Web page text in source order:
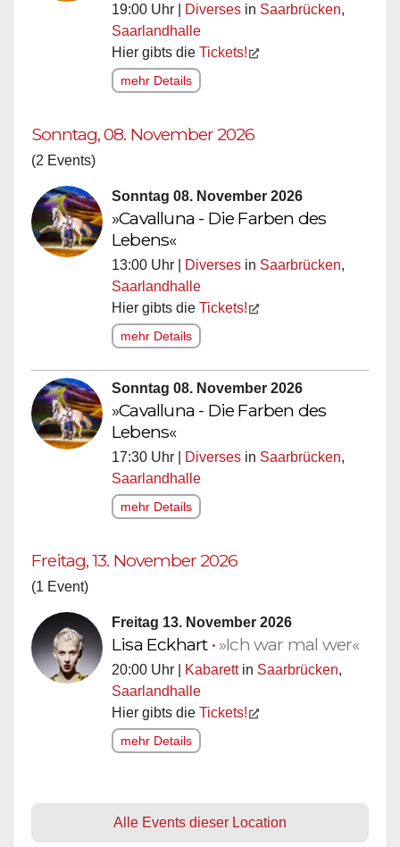
19:00 Uhr | Diverses in Saarbrücken,
Saarlandhalle
Hier gibts die Tickets!
mehr Details
Sonntag, 08. November 2026
(2 Events)
Sonntag 08. November 2026
»Cavalluna - Die Farben des
Lebens«
13:00 Uhr | Diverses in Saarbrücken,
Saarlandhalle
Hier gibts die Tickets!
mehr Details
Sonntag 08. November 2026
»Cavalluna - Die Farben des
Lebens«
17:30 Uhr | Diverses in Saarbrücken,
Saarlandhalle
mehr Details
Freitag, 13. November 2026
(1 Event)
Freitag 13. November 2026
Lisa Eckhart • »Ich war mal wer«
20:00 Uhr | Kabarettin Saarbrücken,
Saarlandhalle
Hier gibts die Tickets!
mehr Details
Alle Events dieser Location